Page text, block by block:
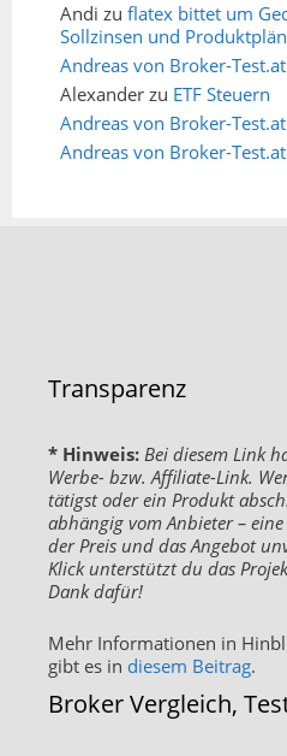
Andi zu flatex bittet um
Sollzinsen und
Andreas von Broker-Test.at
Alexander zu ETF Steuern
Andreas von Broker-Test.at
Andreas von Broker-Test.at
Transparenz
* Hinweis: Bei diesem Link
Werbe- bzw. Affiliate-Link.
tätigst oder ein Produkt
abhängig vom Anbieter –
der Preis und das Angebot
Klick unterstützt du das
Dank dafür!
Mehr Informationen in
gibt es in diesem Beitrag.
Broker Vergleich,